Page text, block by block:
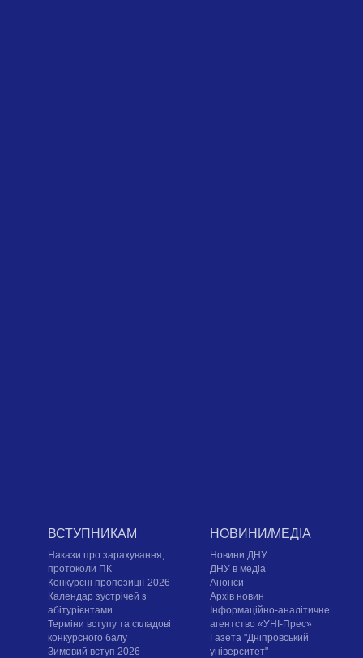
ВСТУПНИКАМ
Накази про зарахування,
протоколи ПК
Конкурсні пропозиції-2026
Календар зустрічей з
абітурієнтами
Терміни вступу та складові
конкурсного балу
Зимовий вступ 2026
НОВИНИ/МЕДІА
Новини ДНУ
ДНУ в медіа
Анонси
Архів новин
Інформаційно-аналітичне
агентство «УНІ-Прес»
Газета "Дніпровський
університет"